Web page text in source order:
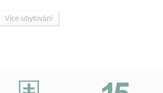
Více ubytování